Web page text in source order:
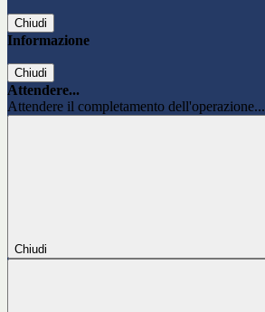
Chiudi
Informazione
Chiudi
Attendere...
Attendere il completamento dell'operazione...
Chiudi